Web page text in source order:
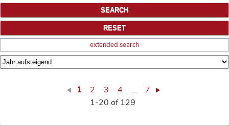
extended search
1 2 3 4 …
7
1-20 of 129